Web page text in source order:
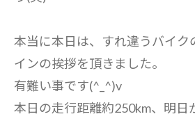
本当に本日は、すれ違うバイク
インの挨拶を頂きました。
有難い事です(^_^)v
本日の走行距離約250km、明日